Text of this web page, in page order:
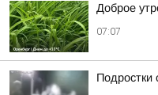
Доброе
07:07
Подростки